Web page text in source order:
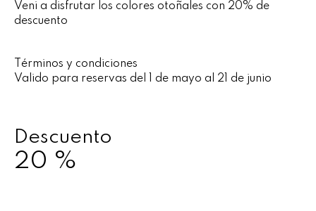
Veni a disfrutar los colores otoñales con 20% de
descuento
Términos y condiciones
Valido para reservas del 1 de mayo al 21 de junio
Descuento
20 %